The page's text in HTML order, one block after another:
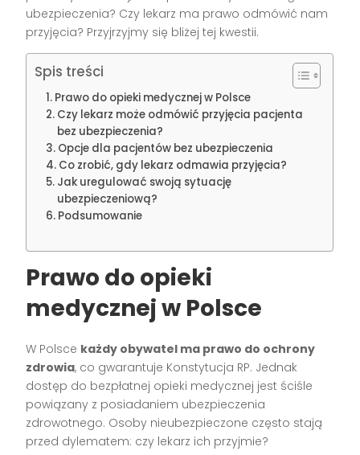
ubezpieczenia? Czy lekarz ma prawo odmówić nam
przyjęcia? Przyjrzyjmy się bliżej tej kwestii.
Spis treści
Prawo do opieki medycznej w Polsce
Czy lekarz może odmówić przyjęcia pacjenta
bez ubezpieczenia?
Opcje dla pacjentów bez ubezpieczenia
Co zrobić, gdy lekarz odmawia przyjęcia?
Jak uregulować swoją sytuację
ubezpieczeniową?
Podsumowanie
Prawo do opieki
medycznej w Polsce
W Polsce każdy obywatel ma prawo do ochrony
zdrowia, co gwarantuje Konstytucja RP. Jednak
dostęp do bezpłatnej opieki medycznej jest ściśle
powiązany z posiadaniem ubezpieczenia
zdrowotnego. Osoby nieubezpieczone często stają
przed dylematem: czy lekarz ich przyjmie?